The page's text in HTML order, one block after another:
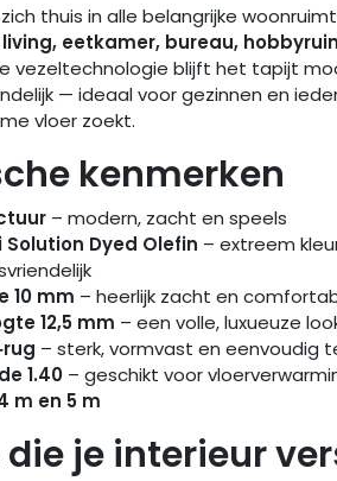
thuis in alle belangrijke
eetkamer, bureau,
vezeltechnologie blijft het tapijt
— ideaal voor gezinnen en
vloer zoekt.
kenmerken
– modern, zacht en speels
Solution Dyed Olefin – extreem
10 mm – heerlijk zacht en
12,5 mm – een volle, luxueuze
– sterk, vormvast en eenvoudig
1.40 – geschikt voor
m en 5 m
die je interieur